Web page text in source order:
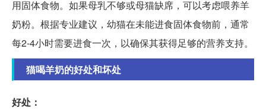
用固体食物。如果母乳不够或母猫缺席，可以考虑喂养羊
奶粉。根据专业建议，幼猫在未能进食固体食物前，通常
每2-4小时需要进食一次，以确保其获得足够的营养支持。
猫喝羊奶的好处和坏处
好处：